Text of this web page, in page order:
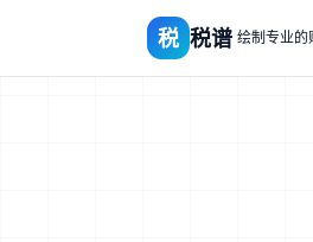
税 税谱 绘制专业的